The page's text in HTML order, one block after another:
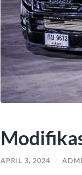
APRIL 3, 2024 /